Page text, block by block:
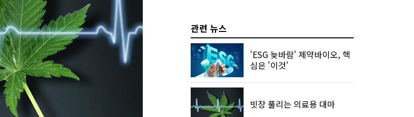
관련 뉴스
'ESG 늦바람' 제약바이오, 핵
심은 '이것'
빗장 풀리는 의료용 대마